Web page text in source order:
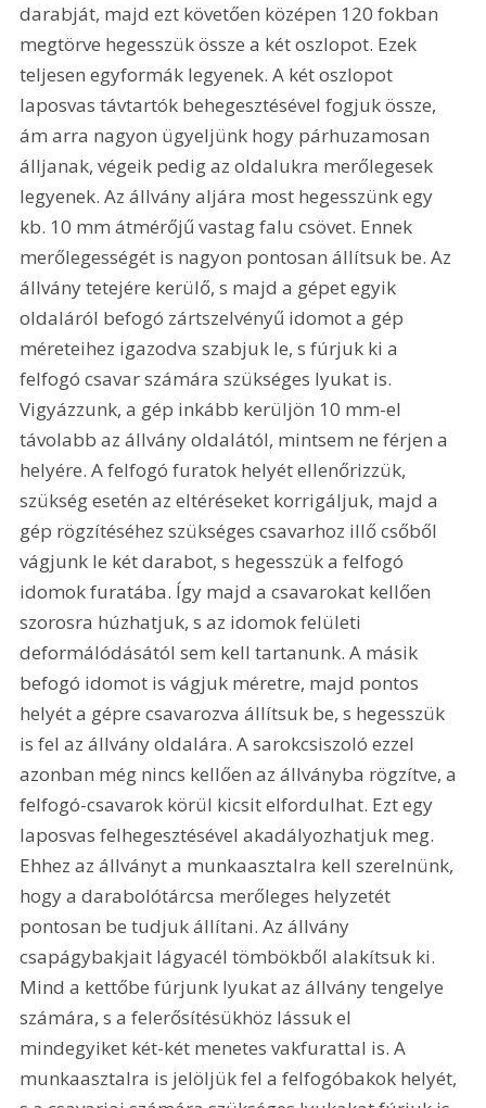
darabját, majd ezt követően középen 120 fokban
megtörve hegesszük össze a két oszlopot. Ezek
teljesen egyformák legyenek. A két oszlopot
laposvas távtartók behegesztésével fogjuk össze,
ám arra nagyon ügyeljünk hogy párhuzamosan
álljanak, végeik pedig az oldalukra merőlegesek
legyenek. Az állvány aljára most hegesszünk egy
kb. 10 mm átmérőjű vastag falu csövet. Ennek
merőlegességét is nagyon pontosan állítsuk be. Az
állvány tetejére kerülő, s majd a gépet egyik
oldaláról befogó zártszelvényű idomot a gép
méreteihez igazodva szabjuk le, s fúrjuk ki a
felfogó csavar számára szükséges lyukat is.
Vigyázzunk, a gép inkább kerüljön 10 mm-el
távolabb az állvány oldalától, mintsem ne férjen a
helyére. A felfogó furatok helyét ellenőrizzük,
szükség esetén az eltéréseket korrigáljuk, majd a
gép rögzítéséhez szükséges csavarhoz illő csőből
vágjunk le két darabot, s hegesszük a felfogó
idomok furatába. Így majd a csavarokat kellően
szorosra húzhatjuk, s az idomok felületi
deformálódásától sem kell tartanunk. A másik
befogó idomot is vágjuk méretre, majd pontos
helyét a gépre csavarozva állítsuk be, s hegesszük
is fel az állvány oldalára. A sarokcsiszoló ezzel
azonban még nincs kellően az állványba rögzítve, a
felfogó-csavarok körül kicsit elfordulhat. Ezt egy
laposvas felhegesztésével akadályozhatjuk meg.
Ehhez az állványt a munkaasztalra kell szerelnünk,
hogy a darabolótárcsa merőleges helyzetét
pontosan be tudjuk állítani. Az állvány
csapágybakjait lágyacél tömbökből alakítsuk ki.
Mind a kettőbe fúrjunk lyukat az állvány tengelye
számára, s a felerősítésükhöz lássuk el
mindegyiket két-két menetes vakfurattal is. A
munkaasztalra is jelöljük fel a felfogóbakok helyét,